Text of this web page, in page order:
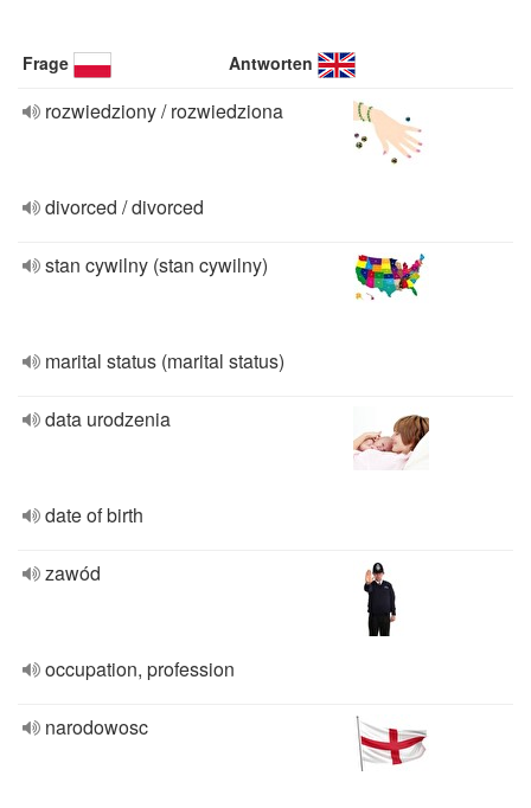
Frage Antworten
rozwiedziony / rozwiedziona
divorced / divorced
stan cywilny (stan cywilny)
marital status (marital status)
data urodzenia
date of birth
zawód
occupation, profession
narodowosc